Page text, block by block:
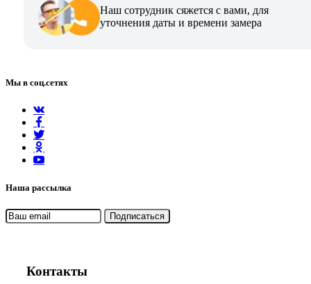
Наш сотрудник сяжется с вами, для
уточнения даты и времени замера
Мы в соц.сетях
Наша рассылка
Контакты